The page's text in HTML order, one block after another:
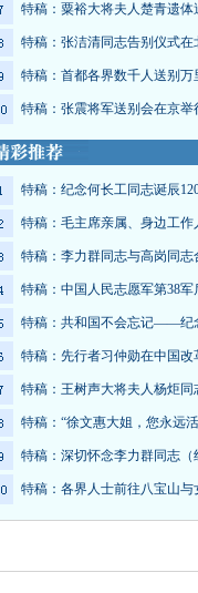
特稿：粟裕大将夫人楚青遗体
特稿：张洁清同志告别仪式
特稿：首都各界数千人送别万
特稿：张震将军送别会在京举
特稿：纪念何长工同志诞辰
特稿：毛主席亲属、身边工
特稿：李力群同志与高岗同志
特稿：中国人民志愿军第38军
特稿：共和国不会忘记——纪
特稿：先行者习仲勋在中国改
特稿：王树声大将夫人杨炬同
特稿：“徐文惠大姐，您永远
特稿：深切怀念李力群同志（
特稿：各界人士前往八宝山与